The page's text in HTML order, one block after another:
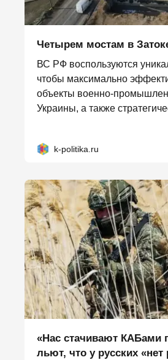
Четырем мостам в
ВС РФ воспользуются
чтобы максимально
объекты военно-
Украины, а также
k-politika.ru
«Нас стачивают КАБами
льют, что у русских «нет